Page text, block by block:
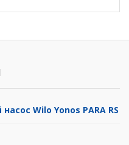
Wilo Yonos PARA RS